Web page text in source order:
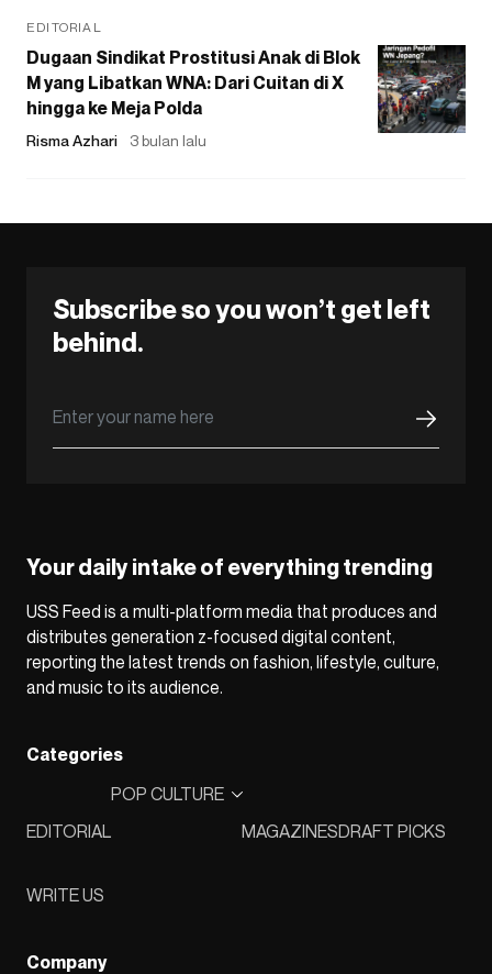
EDITORIAL
Dugaan Sindikat Prostitusi Anak di Blok
M yang Libatkan WNA: Dari Cuitan di X
hingga ke Meja Polda
Risma Azhari 3 bulan lalu
Subscribe so you won’t get left
behind.
Your daily intake of everything trending
USS Feed is a multi-platform media that produces and
distributes generation z-focused digital content,
reporting the latest trends on fashion, lifestyle, culture,
and music to its audience.
Categories
EDITORIAL
POP CULTURE
MAGAZINESDRAFT PICKS
WRITE US
Company